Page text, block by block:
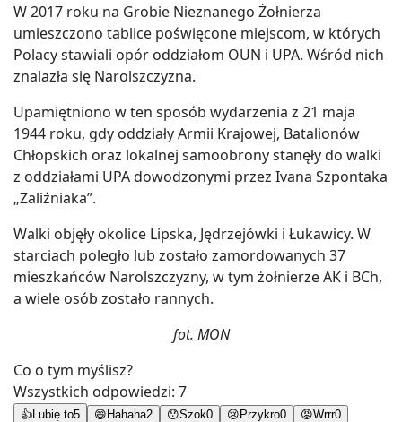
W 2017 roku na Grobie Nieznanego Żołnierza
umieszczono tablice poświęcone miejscom, w których
Polacy stawiali opór oddziałom OUN i UPA. Wśród nich
znalazła się Narolszczyzna.
Upamiętniono w ten sposób wydarzenia z 21 maja
1944 roku, gdy oddziały Armii Krajowej, Batalionów
Chłopskich oraz lokalnej samoobrony stanęły do walki
z oddziałami UPA dowodzonymi przez Ivana Szpontaka
„Zaliźniaka”.
Walki objęły okolice Lipska, Jędrzejówki i Łukawicy. W
starciach poległo lub zostało zamordowanych 37
mieszkańców Narolszczyzny, w tym żołnierze AK i BCh,
a wiele osób zostało rannych.
fot. MON
Co o tym myślisz?
Wszystkich odpowiedzi: 7
👍 Lubię to5 😄 Hahaha2 😯Szok0 😢 Przykro0 😡Wrrr0